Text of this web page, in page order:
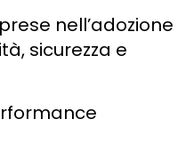
nell’adozione
sicurezza e